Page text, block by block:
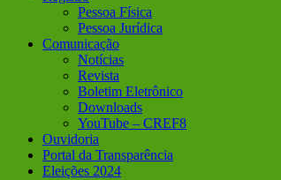
Pessoa Física
Pessoa Jurídica
Comunicação
Notícias
Revista
Boletim Eletrônico
Downloads
YouTube – CREF8
Ouvidoria
Portal da Transparência
Eleições 2024